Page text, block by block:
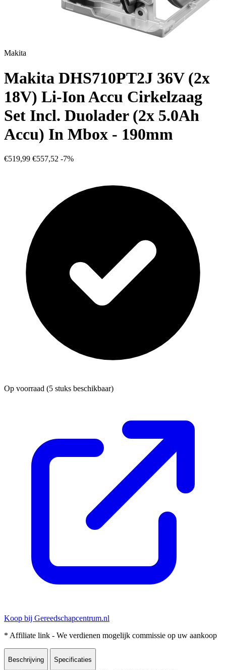
Makita
Makita DHS710PT2J 36V (2x
18V) Li-Ion Accu Cirkelzaag
Set Incl. Duolader (2x 5.0Ah
Accu) In Mbox - 190mm
€519,99 €557,52 -7%
Op voorraad (5 stuks beschikbaar)
Koop bij Gereedschapcentrum.nl
* Affiliate link - We verdienen mogelijk commissie op uw aankoop
Beschrijving Specificaties